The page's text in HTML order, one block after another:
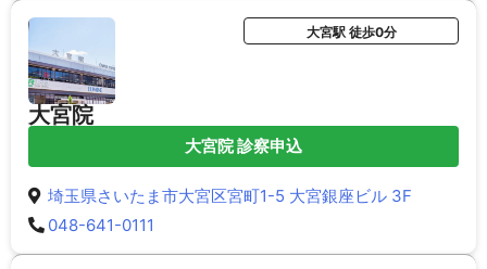
大宮院
大宮駅 徒歩0分
大宮院 診察申込
埼玉県さいたま市大宮区宮町1-5 大宮銀座ビル 3F
048-641-0111